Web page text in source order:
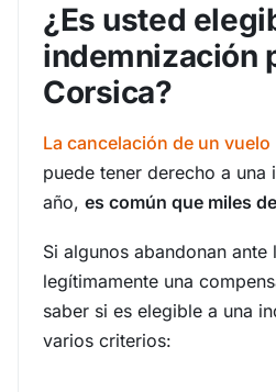
¿Es usted
indemnización
Corsica?
La cancelación de un vuelo
puede tener derecho a
año, es común que miles
Si algunos abandonan
legítimamente una
saber si es elegible a una
varios criterios: